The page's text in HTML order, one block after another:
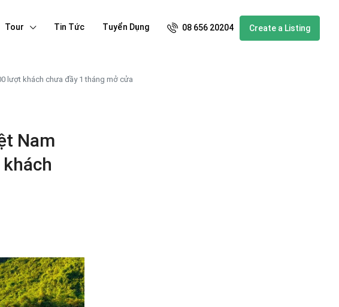
Tour Tin Tức Tuyển Dụng 08 656 20204 Create a Listing
lượt khách chưa đầy 1 tháng mở cửa
Nam